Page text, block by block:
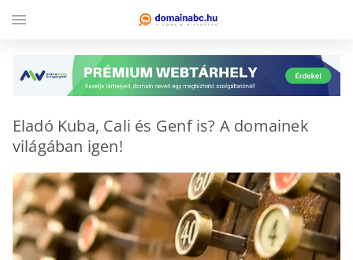
Eladó Kuba, Cali és Genf is? A domainek
világában igen!
menu